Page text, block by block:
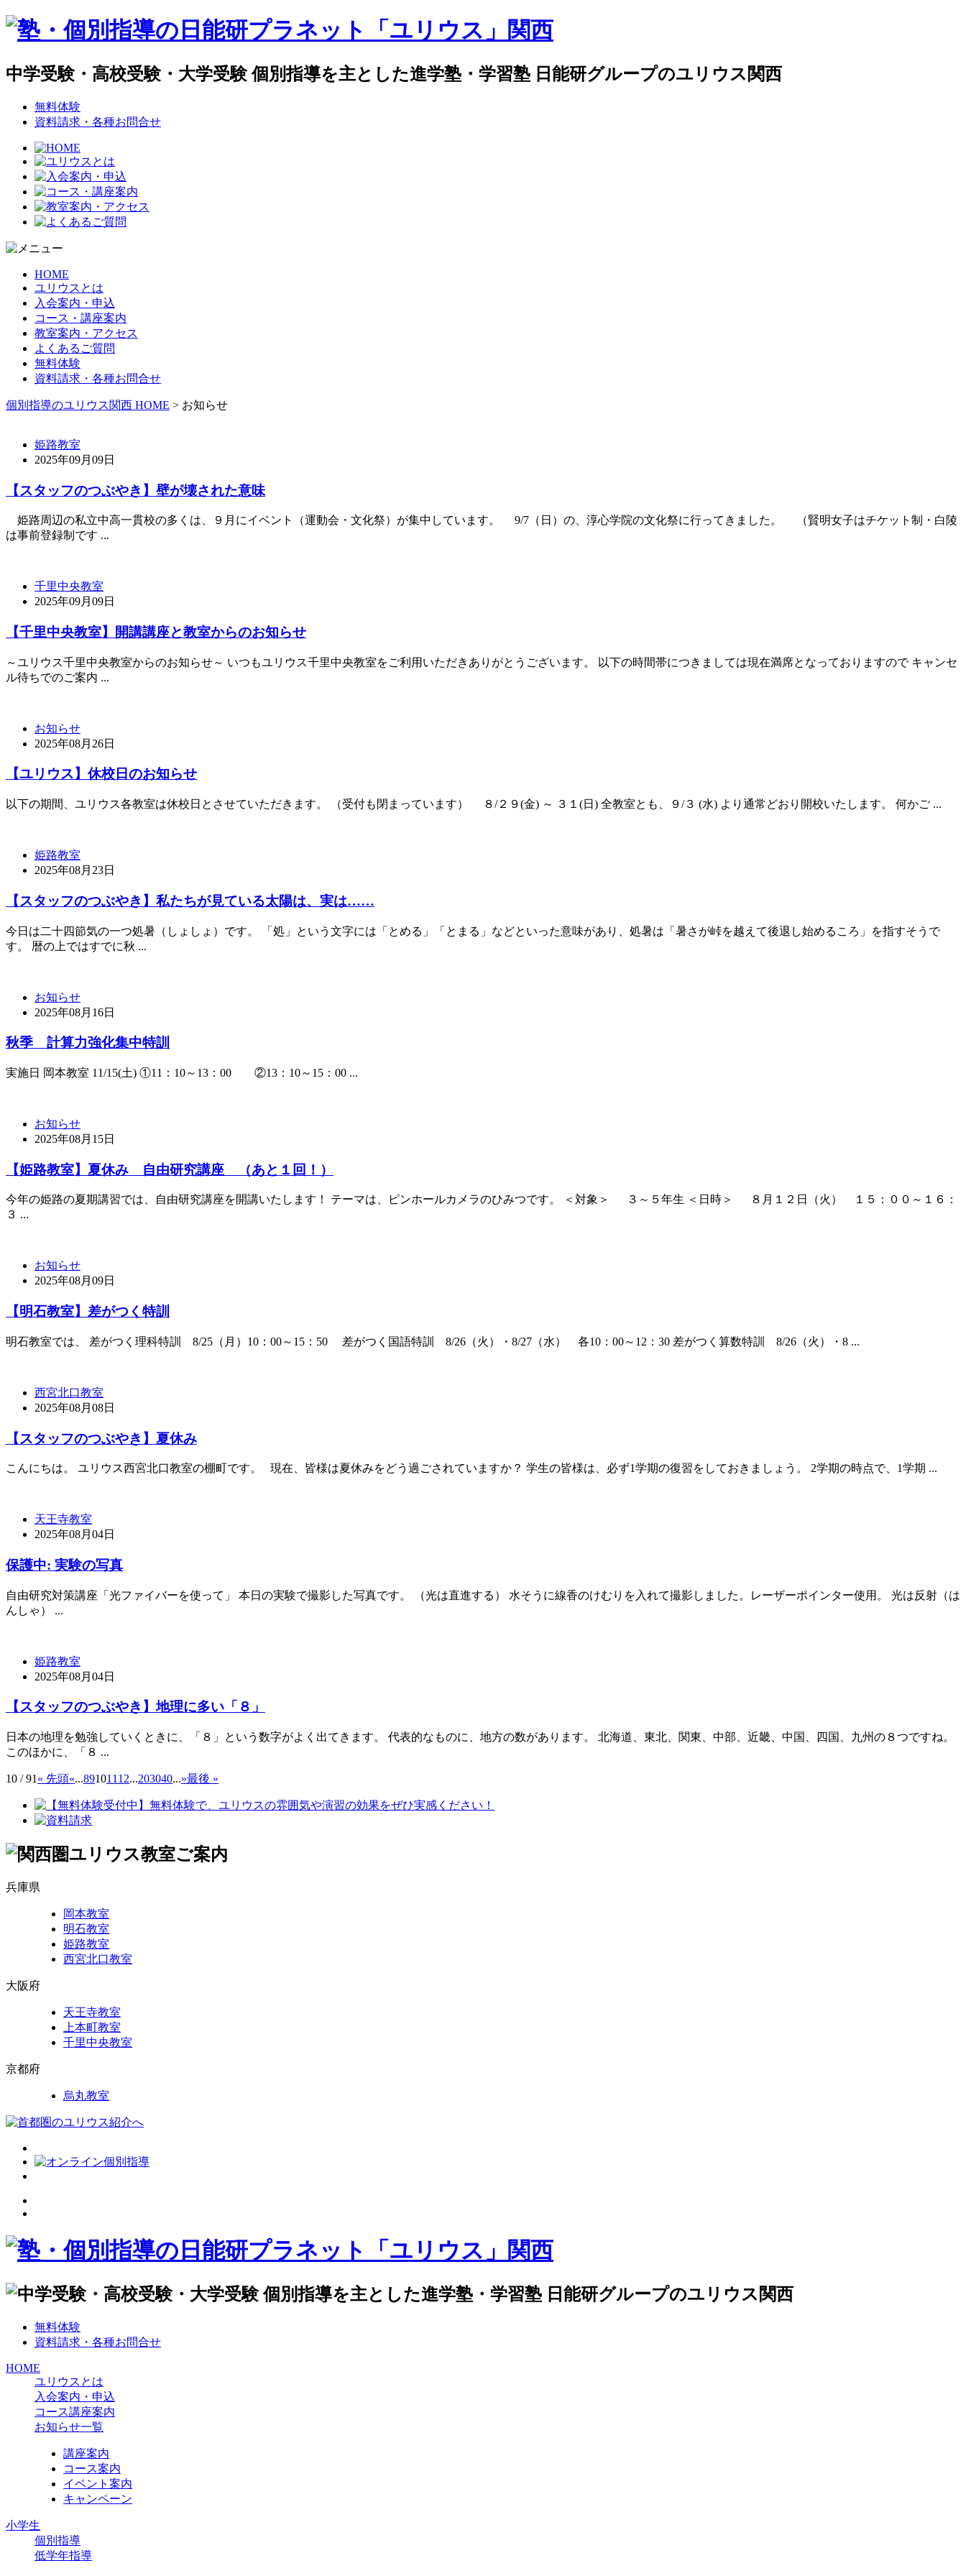
中学受験・高校受験・大学受験 個別指導を主とした進学塾・学習塾 日能研グループのユリウス関西
無料体験
資料請求・各種お問合せ
HOME
ユリウスとは
入会案内・申込
コース・講座案内
教室案内・アクセス
よくあるご質問
無料体験
資料請求・各種お問合せ
個別指導のユリウス関西 HOME > お知らせ
姫路教室
2025年09月09日
【スタッフのつぶやき】壁が壊された意味
姫路周辺の私立中高一貫校の多くは、９月にイベント（運動会・文化祭）が集中しています。 9/7（日）の、淳心学院の文化祭に行ってきました。 （賢明女子はチケット制・白陵
は事前登録制です ...
千里中央教室
2025年09月09日
【千里中央教室】開講講座と教室からのお知らせ
～ユリウス千里中央教室からのお知らせ～ いつもユリウス千里中央教室をご利用いただきありがとうございます。 以下の時間帯につきましては現在満席となっておりますので キャンセ
ル待ちでのご案内 ...
お知らせ
2025年08月26日
【ユリウス】休校日のお知らせ
以下の期間、ユリウス各教室は休校日とさせていただきます。 （受付も閉まっています） ８/２９(金) ～ ３１(日) 全教室とも、９/３ (水) より通常どおり開校いたします。 何かご ...
姫路教室
2025年08月23日
【スタッフのつぶやき】私たちが見ている太陽は、実は……
今日は二十四節気の一つ処暑（しょしょ）です。 「処」という文字には「とめる」「とまる」などといった意味があり、処暑は「暑さが峠を越えて後退し始めるころ」を指すそうで
す。 暦の上ではすでに秋 ...
お知らせ
2025年08月16日
秋季 計算力強化集中特訓
実施日 岡本教室 11/15(土) ①11：10～13：00 ②13：10～15：00 ...
お知らせ
2025年08月15日
【姫路教室】夏休み 自由研究講座 （あと１回！）
今年の姫路の夏期講習では、自由研究講座を開講いたします！ テーマは、ピンホールカメラのひみつです。 ＜対象＞ ３～５年生 ＜日時＞ ８月１２日（火） １５：００～１６：
３ ...
お知らせ
2025年08月09日
【明石教室】差がつく特訓
明石教室では、 差がつく理科特訓 8/25（月）10：00～15：50 差がつく国語特訓 8/26（火）・8/27（水） 各10：00～12：30 差がつく算数特訓 8/26（火）・8 ...
西宮北口教室
2025年08月08日
【スタッフのつぶやき】夏休み
こんにちは。 ユリウス西宮北口教室の棚町です。 現在、皆様は夏休みをどう過ごされていますか？ 学生の皆様は、必ず1学期の復習をしておきましょう。 2学期の時点で、1学期 ...
天王寺教室
2025年08月04日
保護中: 実験の写真
自由研究対策講座「光ファイバーを使って」 本日の実験で撮影した写真です。 （光は直進する） 水そうに線香のけむりを入れて撮影しました。レーザーポインター使用。 光は反射（は
んしゃ） ...
姫路教室
2025年08月04日
【スタッフのつぶやき】地理に多い「８」
日本の地理を勉強していくときに、「８」という数字がよく出てきます。 代表的なものに、地方の数があります。 北海道、東北、関東、中部、近畿、中国、四国、九州の８つですね。
このほかに、「８ ...
10 / 91 « 先頭«...891011 12...203040...»最後 »
兵庫県
岡本教室
明石教室
姫路教室
西宮北口教室
大阪府
天王寺教室
上本町教室
千里中央教室
京都府
烏丸教室
無料体験
資料請求・各種お問合せ
HOME
ユリウスとは
入会案内・申込
コース講座案内
お知らせ一覧
講座案内
コース案内
イベント案内
キャンペーン
小学生
個別指導
低学年指導